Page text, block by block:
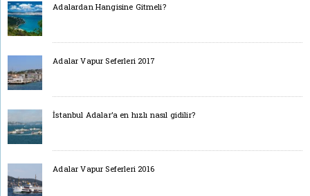
Adalardan Hangisine Gitmeli?
Adalar Vapur Seferleri 2017
İstanbul Adalar’a en hızlı nasıl gidilir?
Adalar Vapur Seferleri 2016